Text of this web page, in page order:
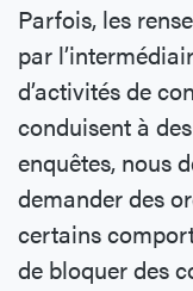
Parfois, les
par
d’activités de
conduisent à
enquêtes, nous
demander des
certains
de bloquer des